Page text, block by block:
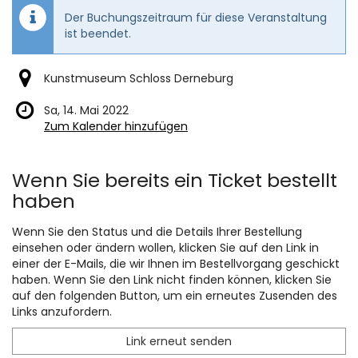
Der Buchungszeitraum für diese Veranstaltung
ist beendet.
Kunstmuseum Schloss Derneburg
Sa, 14. Mai 2022
Zum Kalender hinzufügen
Wenn Sie bereits ein Ticket bestellt
haben
Wenn Sie den Status und die Details Ihrer Bestellung
einsehen oder ändern wollen, klicken Sie auf den Link in
einer der E-Mails, die wir Ihnen im Bestellvorgang geschickt
haben. Wenn Sie den Link nicht finden können, klicken Sie
auf den folgenden Button, um ein erneutes Zusenden des
Links anzufordern.
Link erneut senden